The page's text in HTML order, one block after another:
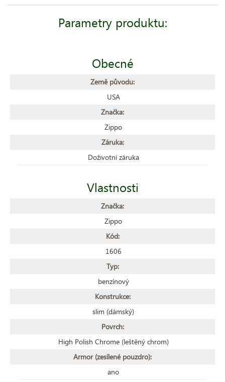
Parametry produktu:
Obecné
Země původu:
USA
Značka:
Zippo
Záruka:
Doživotní záruka
Vlastnosti
Značka:
Zippo
Kód:
1606
Typ:
benzínový
Konstrukce:
slim (dámský)
Povrch:
High Polish Chrome (leštěný chrom)
Armor (zesílené pouzdro):
ano